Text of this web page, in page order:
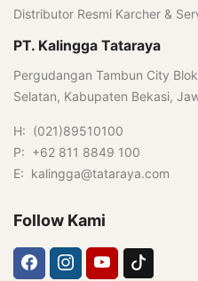
Distributor Resmi Karcher &
PT. Kalingga Tataraya
Pergudangan Tambun City
Selatan, Kabupaten Bekasi,
H: (021)89510100
P: +62 811 8849 100
E: kalingga@tataraya.com
Follow Kami